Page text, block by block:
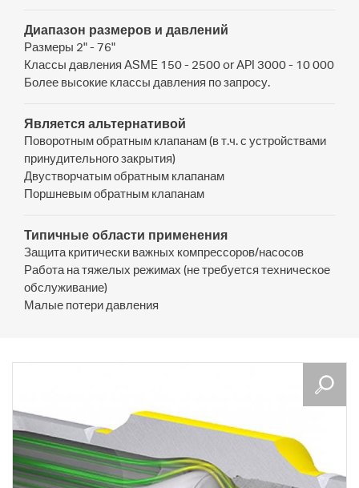
Диапазон размеров и давлений
Размеры 2" - 76"
Классы давления ASME 150 - 2500 or API 3000 - 10 000
Более высокие классы давления по запросу.
Является альтернативой
Поворотным обратным клапанам (в т.ч. с устройствами
принудительного закрытия)
Двустворчатым обратным клапанам
Поршневым обратным клапанам
Типичные области применения
Защита критически важных компрессоров/насосов
Работа на тяжелых режимах (не требуется техническое
обслуживание)
Малые потери давления